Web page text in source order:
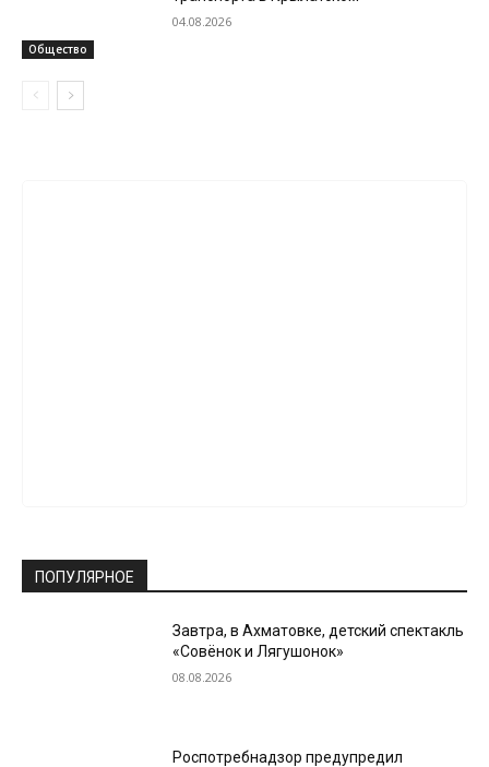
Общество
04.08.2026
ПОПУЛЯРНОЕ
Завтра, в Ахматовке, детский спектакль
«Совёнок и Лягушонок»
08.08.2026
Роспотребнадзор предупредил